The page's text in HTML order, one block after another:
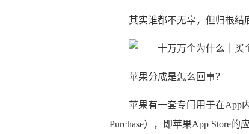
其实谁都不无辜，但归根结
苹果分成是怎么回事？
苹果有一套专门用于在
Purchase），即苹果App Store的